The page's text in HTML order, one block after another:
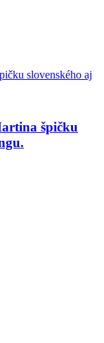
špičku